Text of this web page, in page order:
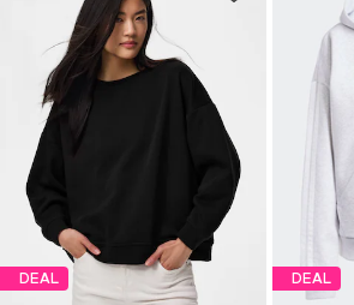
DEAL DEAL